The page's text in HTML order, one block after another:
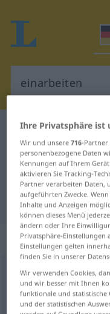
Deutsch-
Deutsch-
"einarbeiten"
"einarbeiten"
einarbeiten
Übersicht aller
(Für mehr Details die
Ihre Privatsphäre ist
Wir und unsere716-Partner
personenbezogene Daten
Kennungen auf Ihrem
aktivieren Sie Tracking-
Partner verarbeiten Daten,
aufgeführten Zwecke.
Inhalte und Anzeigen
können dieses Menü
ändern oder Ihre
Privatsphäre-Einstellungen
Einstellungen gelten
finden Sie in unserer
Wir verwenden Cookies,
und wir besser mit Ihnen
funktionale und statistische
und der statistischen